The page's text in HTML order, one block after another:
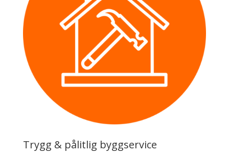
Trygg & pålitlig byggservice